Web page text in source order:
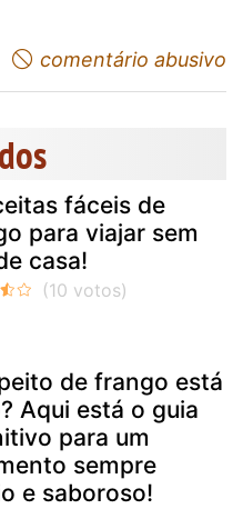
comentário abusivo
fáceis de
para viajar sem
casa!
de frango está
Aqui está o guia
para um
sempre
e saboroso!